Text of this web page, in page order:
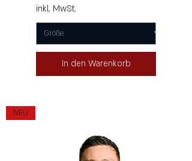
inkl. MwSt.
In den Warenkorb
NEU